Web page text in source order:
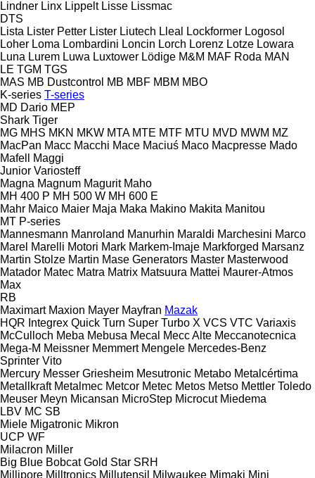
Lindner Linx Lippelt Lisse Lissmac
DTS
Lista Lister Petter Lister Liutech Lleal Lockformer Logosol
Loher Loma Lombardini Loncin Lorch Lorenz Lotze Lowara
Luna Lurem Luwa Luxtower Lödige M&M MAF Roda MAN
LE TGM TGS
MAS MB Dustcontrol MB MBF MBM MBO
K-series T-series
MD Dario MEP
Shark Tiger
MG MHS MKN MKW MTA MTE MTF MTU MVD MWM MZ
MacPan Macc Macchi Mace Maciuś Maco Macpresse Mado
Mafell
Maggi
Junior Variosteff
Magna Magnum Magurit Maho
MH 400 P MH 500 W MH 600 E
Mahr Maico Maier Maja Maka Makino Makita Manitou
MT P-series
Mannesmann Manroland Manurhin Maraldi Marchesini Marco
Marel Marelli Motori Mark Markem-Imaje Markforged Marsanz
Martin Stolze Martin Mase Generators Master Masterwood
Matador Matec Matra Matrix Matsuura Mattei Maurer-Atmos
Max
RB
Maximart Maxion Mayer Mayfran Mazak
HQR Integrex Quick Turn Super Turbo X VCS VTC Variaxis
McCulloch Meba Mebusa Mecal Mecc Alte Meccanotecnica
Mega-M Meissner Memmert Mengele Mercedes-Benz
Sprinter Vito
Mercury Messer Griesheim Mesutronic Metabo Metalcértima
Metallkraft Metalmec Metcor Metec Metos Metso Mettler Toledo
Meuser Meyn Micansan MicroStep Microcut Miedema
LBV MC SB
Miele Migatronic Mikron
UCP WF
Milacron Miller
Big Blue Bobcat Gold Star SRH
Millipore Milltronics Millutensil Milwaukee Mimaki Mini